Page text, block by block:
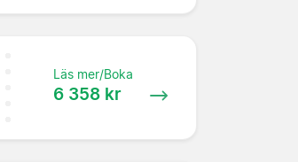
Läs mer/Boka
6 358 kr